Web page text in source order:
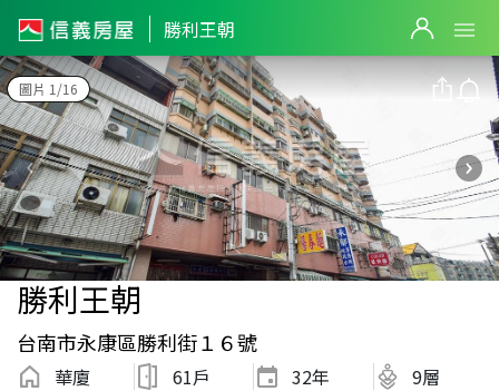
勝利王朝
圖片 1/16
勝利王朝
台南市永康區勝利街１６號
華廈 61戶 32年 9層